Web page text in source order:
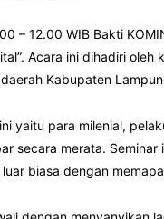
– 12.00 WIB Bakti
Acara ini dihadiri
Kabupaten
yaitu para milenial,
secara merata. Seminar
biasa dengan